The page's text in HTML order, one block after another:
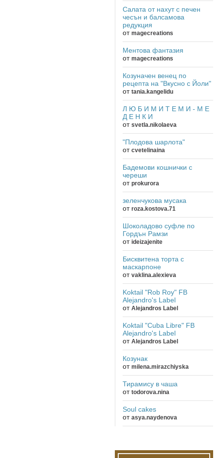
Салата от нахут с печен
чесън и балсамова
редукция
от magecreations
Ментова фантазия
от magecreations
Козуначен венец по
рецепта на "Вкусно с Йоли"
от tania.kangelidu
Л Ю Б И М И Т Е М И - М Е
Д Е Н К И
от svetla.nikolaeva
"Плодова шарлота"
от cvetelinaina
Бадемови кошнички с
череши
от prokurora
зеленчукова мусака
от roza.kostova.71
Шоколадово суфле по
Гордън Рамзи
от ideizajenite
Бисквитена торта с
маскарпоне
от vaklina.alexieva
Koktail "Rob Roy" FB
Alejandro's Label
от Alejandros Label
Koktail "Cuba Libre" FB
Alejandro's Label
от Alejandros Label
Козунак
от milena.mirazchiyska
Тирамису в чаша
от todorova.nina
Soul cakes
от asya.naydenova